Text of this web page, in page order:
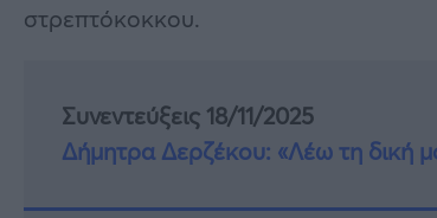
στρεπτόκοκκου.
Συνεντεύξεις 18/11/2025
Δήμητρα Δερζέκου: «Λέω τη δική